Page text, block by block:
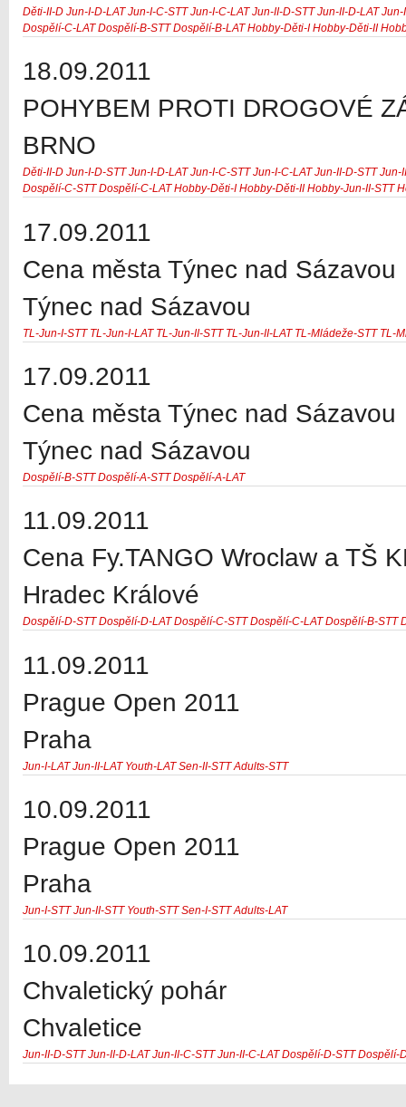
Děti-II-D Jun-I-D-LAT Jun-I-C-STT Jun-I-C-LAT Jun-II-D-STT Jun-II-D-LAT Jun-
Dospělí-C-LAT Dospělí-B-STT Dospělí-B-LAT Hobby-Děti-I Hobby-Děti-II
18.09.2011
POHYBEM PROTI DROGOVÉ
BRNO
Děti-II-D Jun-I-D-STT Jun-I-D-LAT Jun-I-C-STT Jun-I-C-LAT Jun-II-D-STT Jun-
Dospělí-C-STT Dospělí-C-LAT Hobby-Děti-I Hobby-Děti-II Hobby-Jun-II-STT
17.09.2011
Cena města Týnec nad Sázavou
Týnec nad Sázavou
TL-Jun-I-STT TL-Jun-I-LAT TL-Jun-II-STT TL-Jun-II-LAT TL-Mládeže-STT TL-
17.09.2011
Cena města Týnec nad Sázavou
Týnec nad Sázavou
Dospělí-B-STT Dospělí-A-STT Dospělí-A-LAT
11.09.2011
Cena Fy.TANGO Wroclaw a TŠ
Hradec Králové
Dospělí-D-STT Dospělí-D-LAT Dospělí-C-STT Dospělí-C-LAT Dospělí-B-STT
11.09.2011
Prague Open 2011
Praha
Jun-I-LAT Jun-II-LAT Youth-LAT Sen-II-STT Adults-STT
10.09.2011
Prague Open 2011
Praha
Jun-I-STT Jun-II-STT Youth-STT Sen-I-STT Adults-LAT
10.09.2011
Chvaletický pohár
Chvaletice
Jun-II-D-STT Jun-II-D-LAT Jun-II-C-STT Jun-II-C-LAT Dospělí-D-STT Dospělí-